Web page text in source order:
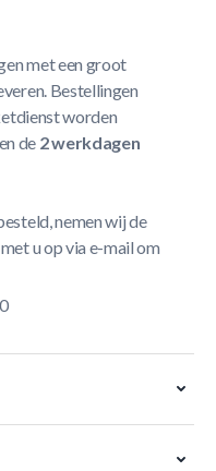
met een groot
Bestellingen
worden
de 2 werkdagen
nemen wij de
u op via e-mail om